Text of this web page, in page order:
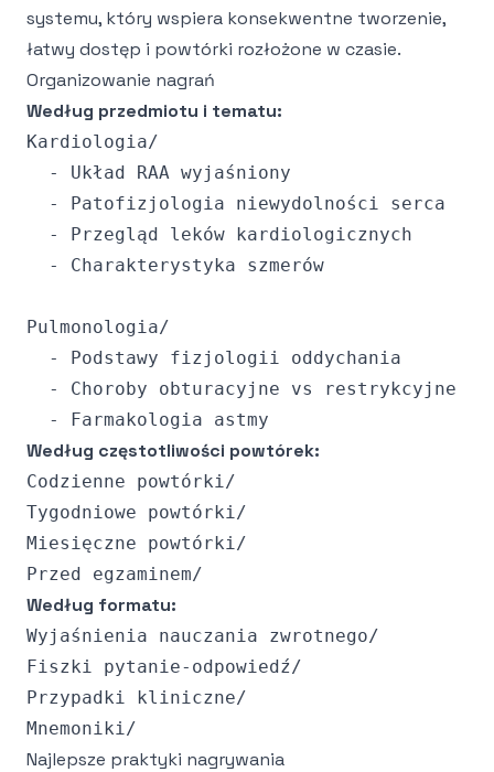
systemu, który wspiera konsekwentne tworzenie,
łatwy dostęp i powtórki rozłożone w czasie.
Organizowanie nagrań
Według przedmiotu i tematu:
Kardiologia/
  - Układ RAA wyjaśniony
  - Patofizjologia niewydolności serca
  - Przegląd leków kardiologicznych
  - Charakterystyka szmerów
Pulmonologia/
  - Podstawy fizjologii oddychania
  - Choroby obturacyjne vs restrykcyjne
Według częstotliwości powtórek:
Codzienne powtórki/
Tygodniowe powtórki/
Miesięczne powtórki/
Według formatu:
Wyjaśnienia nauczania zwrotnego/
Fiszki pytanie-odpowiedź/
Przypadki kliniczne/
Najlepsze praktyki nagrywania